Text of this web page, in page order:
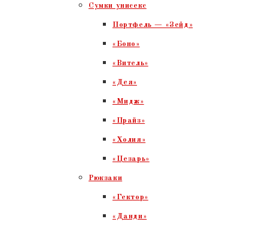
Сумки унисекс
Портфель — «Зейд»
«Боно»
«Витель»
«Дея»
«Мидж»
«Прайз»
«Холия»
«Цезарь»
Рюкзаки
«Гектор»
«Данди»